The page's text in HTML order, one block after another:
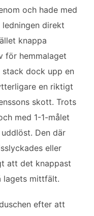
och hade med
direkt
knappa
för hemmalaget
dock upp en
en riktigt
skott. Trots
med 1-1-målet
Den där
eller
att det knappast
lagets mittfält.
efter att